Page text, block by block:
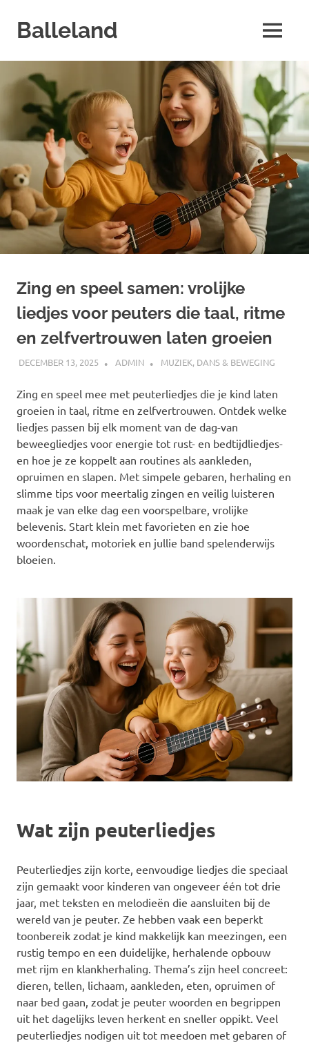
contentBalleland MENU
Zing en speel samen: vrolijke
liedjes voor peuters die taal, ritme
en zelfvertrouwen laten groeien
DECEMBER 13, 2025 ADMIN MUZIEK, DANS & BEWEGING
Zing en speel mee met peuterliedjes die je kind laten
groeien in taal, ritme en zelfvertrouwen. Ontdek welke
liedjes passen bij elk moment van de dag-van
beweegliedjes voor energie tot rust- en bedtijdliedjes-
en hoe je ze koppelt aan routines als aankleden,
opruimen en slapen. Met simpele gebaren, herhaling en
slimme tips voor meertalig zingen en veilig luisteren
maak je van elke dag een voorspelbare, vrolijke
belevenis. Start klein met favorieten en zie hoe
woordenschat, motoriek en jullie band spelenderwijs
bloeien.
Wat zijn peuterliedjes
Peuterliedjes zijn korte, eenvoudige liedjes die speciaal
zijn gemaakt voor kinderen van ongeveer één tot drie
jaar, met teksten en melodieën die aansluiten bij de
wereld van je peuter. Ze hebben vaak een beperkt
toonbereik zodat je kind makkelijk kan meezingen, een
rustig tempo en een duidelijke, herhalende opbouw
met rijm en klankherhaling. Thema’s zijn heel concreet:
dieren, tellen, lichaam, aankleden, eten, opruimen of
naar bed gaan, zodat je peuter woorden en begrippen
uit het dagelijks leven herkent en sneller oppikt. Veel
peuterliedjes nodigen uit tot meedoen met gebaren of